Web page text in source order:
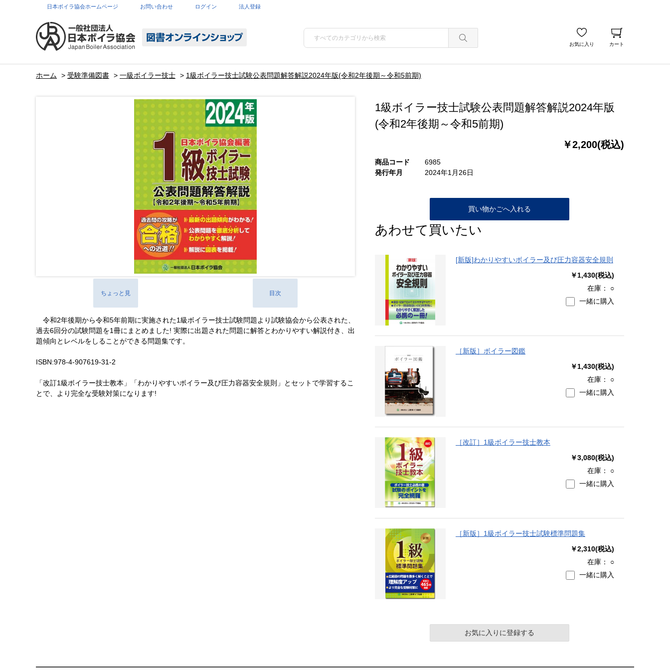
日本ボイラ協会ホームページ お問い合わせ ログイン 法人登録
お気に入り カート
ホーム > 受験準備図書 > 一級ボイラー技士 > 1級ボイラー技士試験公表問題解答解説2024年版(令和2年後期～令和5前期)
ちょっと見 目次
令和2年後期から令和5年前期に実施された1級ボイラー技士試験問題より試験協会から公表された、
過去6回分の試験問題を1冊にまとめました! 実際に出題された問題に解答とわかりやすい解説付き、出
題傾向とレベルをしることができる問題集です。
ISBN:978-4-907619-31-2
「改訂1級ボイラー技士教本」「わかりやすいボイラー及び圧力容器安全規則」とセットで学習するこ
とで、より完全な受験対策になります!
1級ボイラー技士試験公表問題解答解説2024年版
(令和2年後期～令和5前期)
￥2,200(税込)
商品コード
6985
発行年月
2024年1月26日
買い物かごへ入れる
あわせて買いたい
[新版]わかりやすいボイラー及び圧力容器安全規則
￥1,430(税込)
在庫：
○
一緒に購入
［新版］ボイラー図鑑
￥1,430(税込)
在庫：
○
一緒に購入
［改訂］1級ボイラー技士教本
￥3,080(税込)
在庫：
○
一緒に購入
［新版］1級ボイラー技士試験標準問題集
￥2,310(税込)
在庫：
○
一緒に購入
お気に入りに登録する